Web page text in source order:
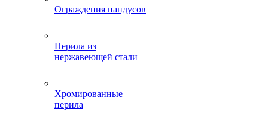
Ограждения пандусов
Перила из
нержавеющей стали
Хромированные
перила